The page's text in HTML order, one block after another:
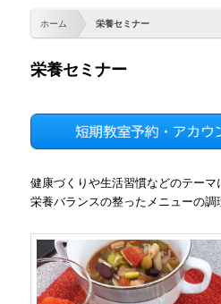
ツ
へ
移
へ
移
動
ホーム 栄養セミナー
栄養セミナー
健康づくりや生活習慣などのテーマ
栄養バランスの整ったメニューの調